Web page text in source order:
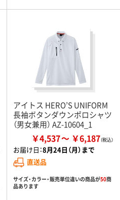
アイトス HERO’S UNIFORM
長袖ボタンダウンポロシャツ
（男女兼用） AZ-10604_1
￥4,537 ￥6,187
お届け日：8月24日（月）まで
直送品
サイズ・カラー・販売単位違いの商品が50商
品あります